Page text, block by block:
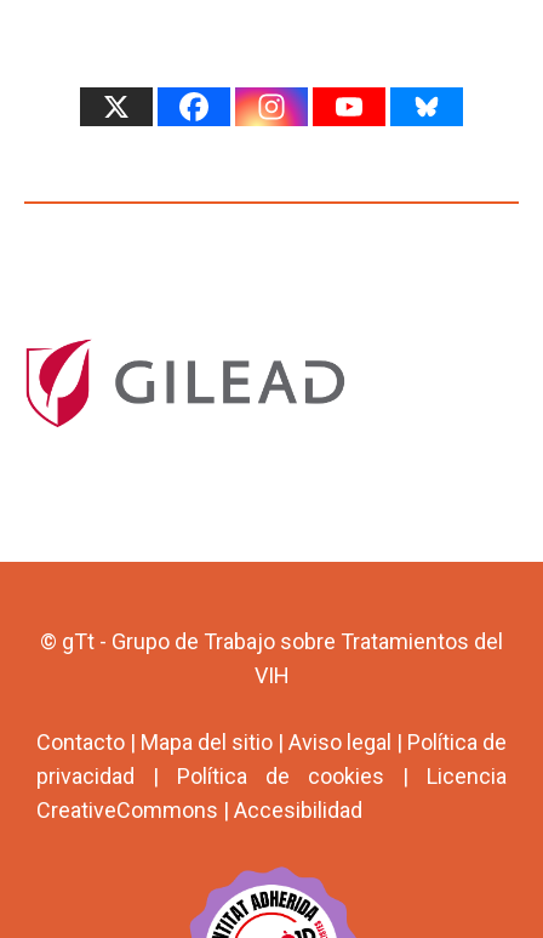
© gTt - Grupo de Trabajo sobre Tratamientos del
VIH
Contacto | Mapa del sitio | Aviso legal | Política de
privacidad | Política de cookies | Licencia
CreativeCommons | Accesibilidad